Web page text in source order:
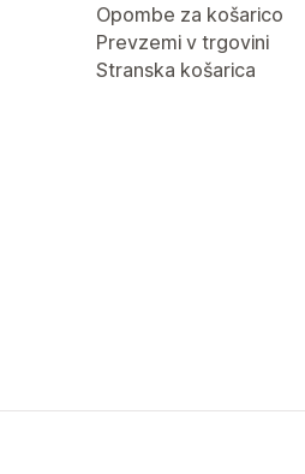
Opombe za košarico
Prevzemi v trgovini
Stranska košarica